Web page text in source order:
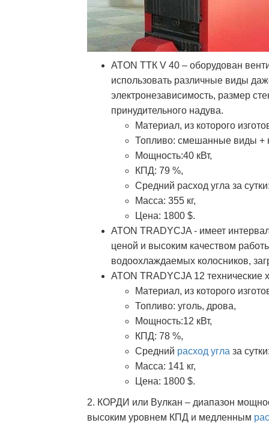
ATON ТТК V 40 – оборудован
использовать различные виды
электронезависимость, размер
принудительного надува.
Материал, из которого
Топливо: смешанные виды +
Мощность:40 кВт,
КПД: 79 %,
Средний расход угла за
Масса: 355 кг,
Цена: 1800 $.
ATON TRADYCJA - имеет
ценой и высоким качеством
водоохлаждаемых колосников,
ATON TRADYCJA 12 технические
Материал, из которого
Топливо: уголь, дрова,
Мощность:12 кВт,
КПД: 78 %,
Средний расход угла за
Масса: 141 кг,
Цена: 1800 $.
2. КОРДИ или Вулкан – диапазон
высоким уровнем КПД и медленным